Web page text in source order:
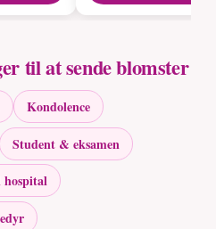
til at sende blomster
Kondolence
Student & eksamen
hospital